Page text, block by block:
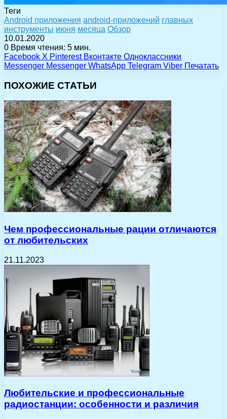
Теги
Android приложения android-приложений главных
инструменты июня месяца Обзор
10.01.2020
0 Время чтения: 5 мин.
Facebook X Pinterest Вконтакте Одноклассники
Messenger Messenger WhatsApp Telegram Viber Печатать
ПОХОЖИЕ СТАТЬИ
Чем профессиональные рации отличаются
от любительских
21.11.2023
Любительские и профессиональные
радиостанции: особенности и различия